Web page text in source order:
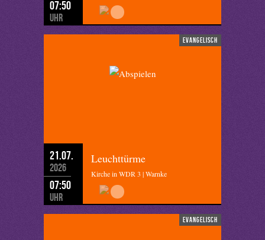
07:50
Uhr
evangelisch
21.07.
2026
07:50
Uhr
Leuchttürme
Kirche in WDR 3 | Warnke
evangelisch